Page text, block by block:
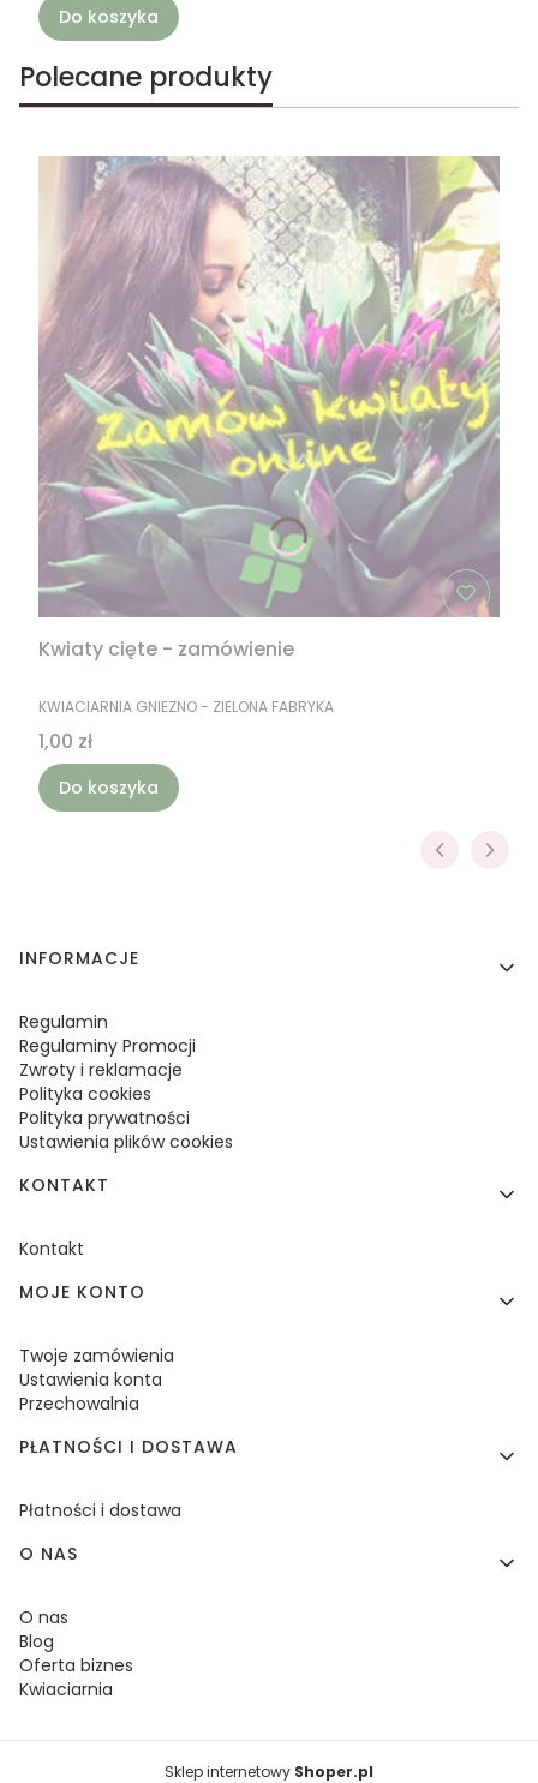
Do koszyka
Polecane produkty
Kwiaty cięte - zamówienie
PRODUCENT
KWIACIARNIA GNIEZNO - ZIELONA FABRYKA
Cena
1,00 zł
Do koszyka
Linki w stopce
INFORMACJE
Regulamin
Regulaminy Promocji
Zwroty i reklamacje
Polityka cookies
Polityka prywatności
Ustawienia plików cookies
KONTAKT
Kontakt
MOJE KONTO
Twoje zamówienia
Ustawienia konta
Przechowalnia
PŁATNOŚCI I DOSTAWA
Płatności i dostawa
O NAS
O nas
Blog
Oferta biznes
Kwiaciarnia
Sklep internetowy Shoper.pl